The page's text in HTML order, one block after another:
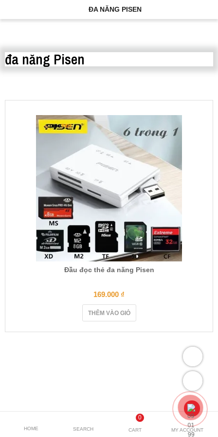
ĐA NĂNG PISEN
đa năng Pisen
Đầu đọc thẻ đa năng Pisen
169.000 ₫
THÊM VÀO GIỎ
HOME SEARCH
0
CART MY ACCOUNT